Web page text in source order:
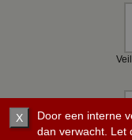
X
Door een interne
dan verwacht. Let